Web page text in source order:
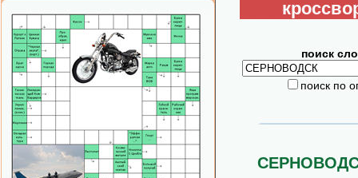
поиск
поиск по